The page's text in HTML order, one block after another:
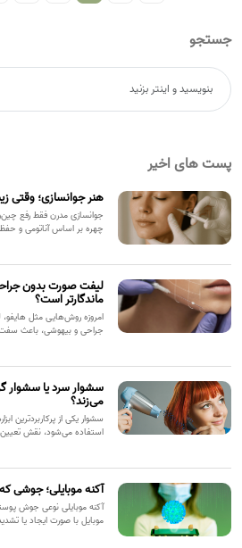
جستجو
پست های اخیر
هنر جوانسازی؛ وقتی
جوانسازی مدرن فقط رفع
چهره بر اساس آناتومی و
ماندگارتر است؟
امروزه روش‌هایی مثل هایفو،
جراحی و بیهوشی، باعث
سشوار سرد یا سشوار
می‌زند؟
سشوار یکی از پرکاربردترین
استفاده می‌شود، نقش
آکنه موبایلی؛ جوشی
آکنه موبایلی نوعی جوش
موبایل با صورت ایجاد یا